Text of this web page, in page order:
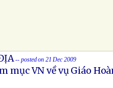
-- posted on 21 Dec 2009
mục VN về vụ Giáo